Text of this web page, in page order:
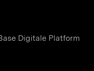
Digitale Platform